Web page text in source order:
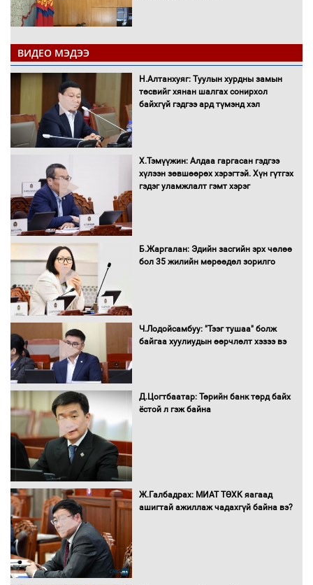
"ДЦС-3” ТӨХК-ийн нэн шаардлагатай
“Турбингенератор-5”-ын шинэчлэлийн
төсвийг шийдвэрлэхээр болов
УИХ-ын дарга С.Бямбацогт Сутай
хайрхны тэнгэрийг тахих тахилгад
оролцлоо
С.Амарсайхан: Иргэдийг хохироосон
ААН-ийн нуугтмал хөрөнгийг
Н.Номтойбаяр: Аймгуудад тулгамдаж
С.Бямбацогт Зүүн Азийн
ВИДЕО МЭДЭЭ
Н.Алтанхуяг: Туулын хурдны замын
төсвийг хянан шалгах сонирхол
байхгүй гэдгээ ард түмэнд хэл
Х.Тэмүүжин: Алдаа гаргасан гэдгээ
хүлээн зөвшөөрөх хэрэгтэй. Хүн гүтгэх
гэдэг уламжлалт гэмт хэрэг
Б.Жаргалан: Эдийн засгийн эрх чөлөө
бол 35 жилийн мөрөөдөл зорилго
Ч.Лодойсамбуу: "Тээг тушаа" болж
байгаа хуулиудын өөрчлөлт хэзээ вэ
Д.Цогтбаатар: Төрийн банк төрд байх
ёстой л гэж байна
Ж.Галбадрах: МИАТ ТӨХК яагаад
ашигтай ажиллаж чадахгүй байна вэ?